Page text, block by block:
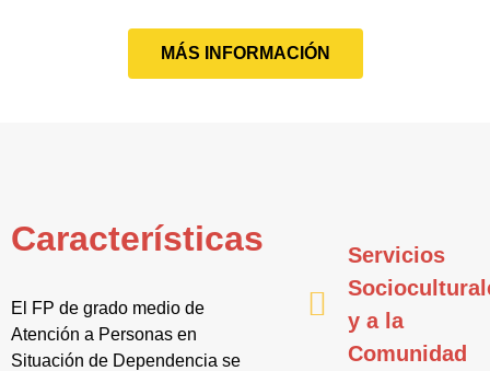
MÁS INFORMACIÓN
Características
El FP de grado medio de
Atención a Personas en
Situación de Dependencia se
Servicios
y a la
Comunidad